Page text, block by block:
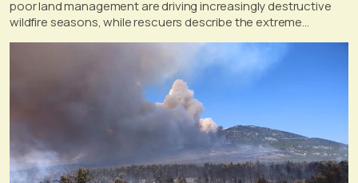
poor land management are driving increasingly destructive
wildfire seasons, while rescuers describe the extreme